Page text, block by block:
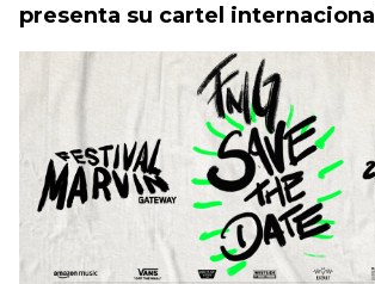
presenta su cartel internacional